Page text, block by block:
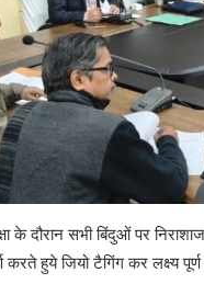
के दौरान सभी बिंदुओं पर
करते हुये जियो टैगिंग कर लक्ष्य